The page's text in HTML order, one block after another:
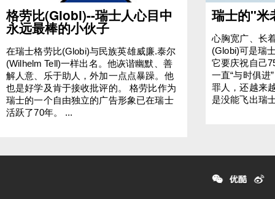
格劳比(Globi)--瑞士人心目中
永远最棒的小伙子
在瑞士格劳比(Globi)与民族英雄威廉.泰尔
(Wilhelm Tell)一样出名。他诙谐幽默、善
解人意、乐于助人，外加一点点暴躁。他
也是好学及肯于接收批评的。 格劳比作为
瑞士的一个自由独立的广告形象已在瑞士
活跃了70年。 ...
瑞士的"米
心胸宽广、长
(Globi)可是瑞
它要庆祝自己
一直“与时俱进
罪人，还越来
是没能飞出瑞